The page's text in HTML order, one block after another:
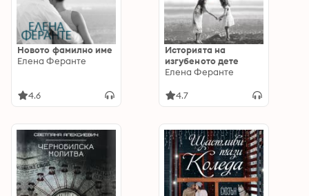
Новото фамилно име
Елена Феранте
4.6
Историята на
изгубеното дете
Елена Феранте
4.7